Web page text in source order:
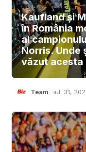
Kaufland și
în România
al
Norris. Unde
văzut acesta
Team iul. 31,